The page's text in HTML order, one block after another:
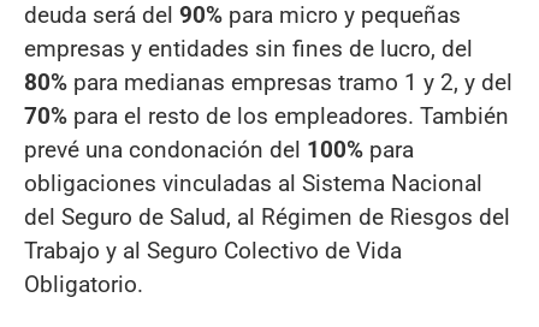
deuda será del 90% para micro y pequeñas
empresas y entidades sin fines de lucro, del
80% para medianas empresas tramo 1 y 2, y del
70% para el resto de los empleadores. También
prevé una condonación del 100% para
obligaciones vinculadas al Sistema Nacional
del Seguro de Salud, al Régimen de Riesgos del
Trabajo y al Seguro Colectivo de Vida
Obligatorio.